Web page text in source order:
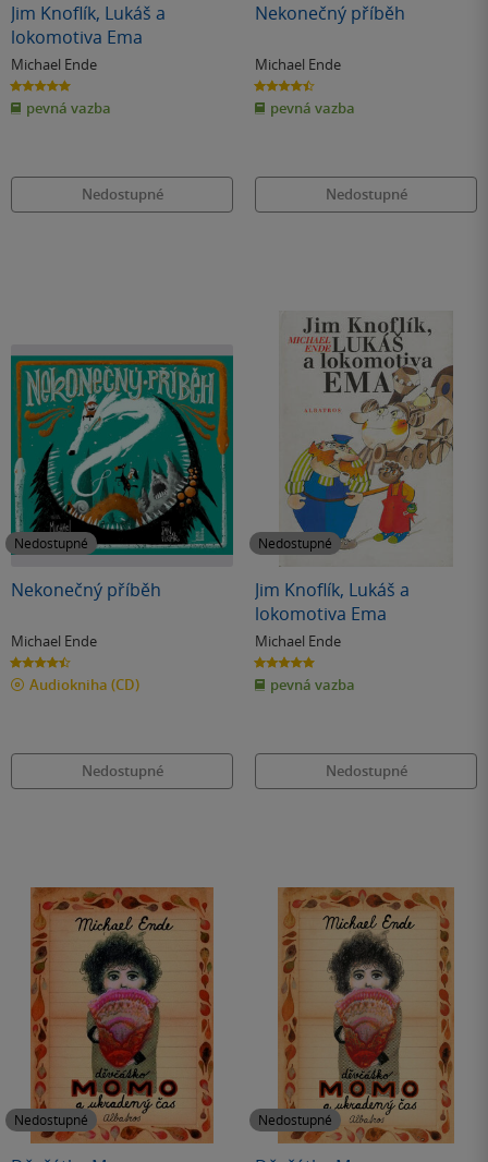
Jim Knoflík, Lukáš a
lokomotiva Ema
Michael Ende
5.0
z
5
hvězdiček
pevná vazba
Nedostupné
Nekonečný příběh
Michael Ende
4.5
z
5
hvězdiček
pevná vazba
Nedostupné
Nedostupné
Nekonečný příběh
Michael Ende
4.5
z
5
hvězdiček
Audiokniha (CD)
Nedostupné
Nedostupné
Jim Knoflík, Lukáš a
lokomotiva Ema
Michael Ende
5.0
z
5
hvězdiček
pevná vazba
Nedostupné
Nedostupné Nedostupné